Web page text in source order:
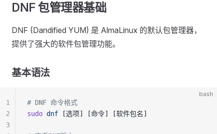
DNF 包管理器基础
DNF (Dandified YUM) 是 AlmaLinux 的默认包管理器，
提供了强大的软件包管理功能。
基本语法
bash
# DNF 命令格式
sudo dnf [选项] [命令] [软件包名]
1
2
3